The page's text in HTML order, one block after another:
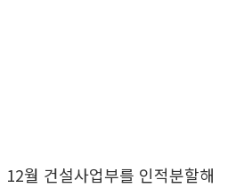
월 건설사업부를 인적분할해